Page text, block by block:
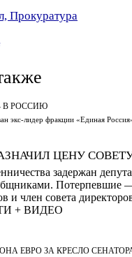
Прокуратура
В РОССИЮ
экс-лидер фракции «Единая
ЦЕНУ
задержан
Потерпевшие —
и член совета
+ ВИДЕО
ЕВРО ЗА КРЕСЛО